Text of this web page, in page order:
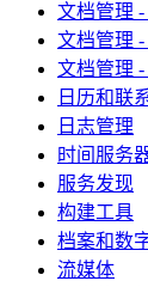
文档管理 -
文档管理
文档管理
日历和联
日志管理
时间服务
服务发现
构建工具
档案和数
流媒体